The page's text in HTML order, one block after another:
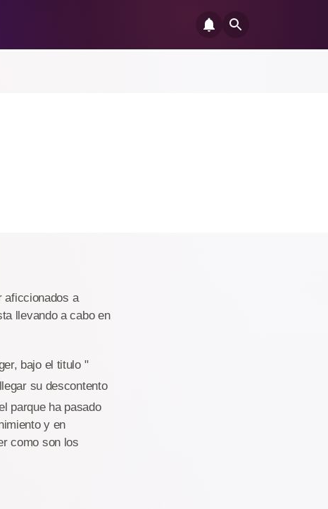
aficcionados a
llevando a cabo en
bajo el titulo "
su descontento
parque ha pasado
y en
como son los